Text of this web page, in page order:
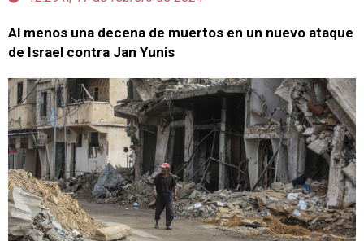
Al menos una decena de muertos en un nuevo ataque
de Israel contra Jan Yunis